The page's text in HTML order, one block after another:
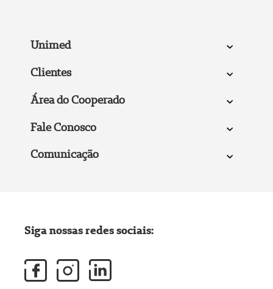
Unimed
Clientes
Área do Cooperado
Fale Conosco
Comunicação
Siga nossas redes sociais: